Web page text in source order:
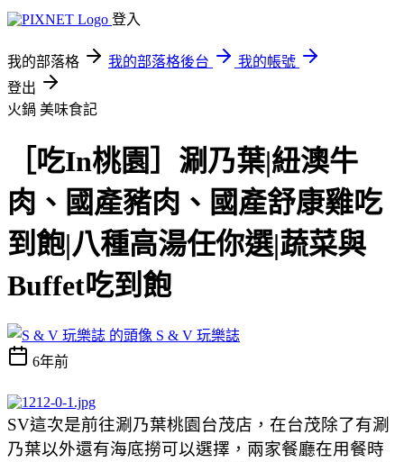
登入
我的部落格 我的部落格後台
我的帳號
登出
火鍋 美味食記
［吃In桃園］涮乃葉|紐澳牛
肉、國產豬肉、國產舒康雞吃
到飽|八種高湯任你選|蔬菜與
Buffet吃到飽
S & V 玩樂誌
6年前
SV這次是前往涮乃葉桃園台茂店， 在台茂除了有涮
乃葉以外還有海底撈可以選擇，兩家餐廳在用餐時